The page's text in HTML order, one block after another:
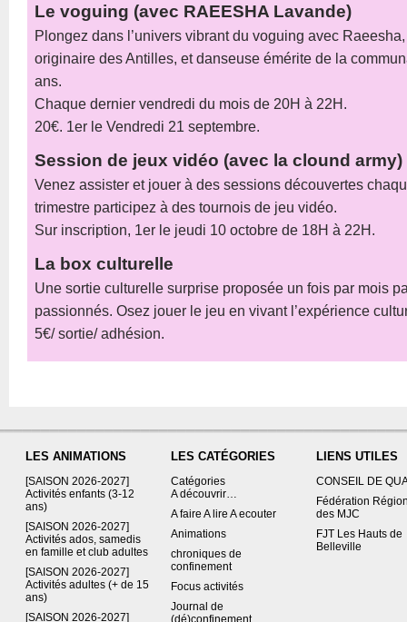
Le voguing (avec RAEESHA Lavande)
Plongez dans l’univers vibrant du voguing avec
originaire des Antilles, et danseuse émérite de la
ans.
Chaque dernier vendredi du mois de 20H à 22H.
20€. 1er le Vendredi 21 septembre.
Session de jeux vidéo (avec la clound army)
Venez assister et jouer à des sessions découvertes
trimestre participez à des tournois de jeu vidéo.
Sur inscription, 1er le jeudi 10 octobre de 18H à 22H.
La box culturelle
Une sortie culturelle surprise proposée un fois par mois
passionnés. Osez jouer le jeu en vivant l’expérience
5€/ sortie/ adhésion.
LES ANIMATIONS
[SAISON 2026-2027]
Activités enfants (3-12
ans)
[SAISON 2026-2027]
Activités ados, samedis
en famille et club adultes
[SAISON 2026-2027]
Activités adultes (+ de 15
ans)
[SAISON 2026-2027]
LES CATÉGORIES
Catégories
A découvrir…
A faire A lire A ecouter
Animations
chroniques de
confinement
Focus activités
Journal de
(dé)confinement
LIENS UTILES
CONSEIL DE
Fédération
des MJC
FJT Les Hauts de
Belleville